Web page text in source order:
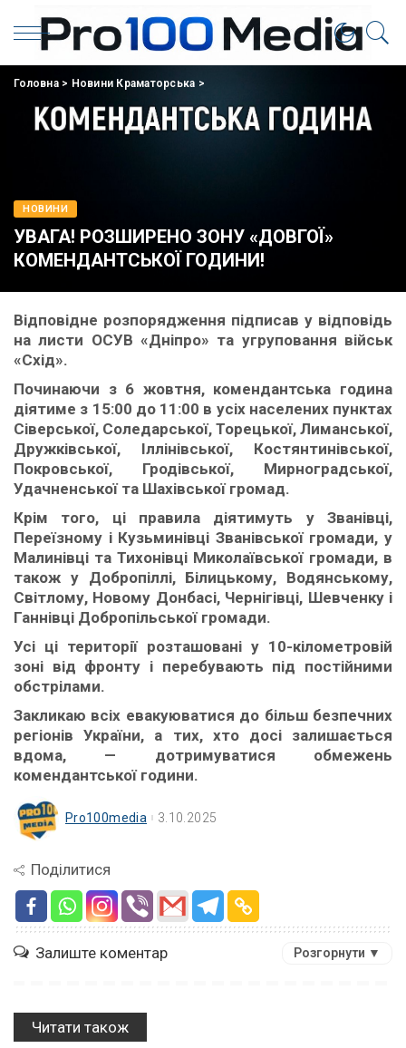
Головна> Новини Краматорська >
НОВИНИ
УВАГА! РОЗШИРЕНО ЗОНУ «ДОВГОЇ»
КОМЕНДАНТСЬКОЇ ГОДИНИ!
Відповідне розпорядження підписав у відповідь
на листи ОСУВ «Дніпро» та угруповання військ
«Схід».
Починаючи з 6 жовтня, комендантська година
діятиме з 15:00 до 11:00 в усіх населених пунктах
Сіверської, Соледарської, Торецької, Лиманської,
Дружківської, Іллінівської, Костянтинівської,
Покровської, Гродівської, Мирноградської,
Удачненської та Шахівської громад.
Крім того, ці правила діятимуть у Званівці,
Переїзному і Кузьминівці Званівської громади, у
Малинівці та Тихонівці Миколаївської громади, в
також у Добропіллі, Білицькому, Водянському,
Світлому, Новому Донбасі, Чернігівці, Шевченку і
Ганнівці Добропільської громади.
Усі ці території розташовані у 10-кілометровій
зоні від фронту і перебувають під постійними
обстрілами.
Закликаю всіх евакуюватися до більш безпечних
регіонів України, а тих, хто досі залишається
вдома, — дотримуватися обмежень
комендантської години.
Pro100media 3.10.2025
Поділитися
Залиште коментар Розгорнути ▼
Читати також